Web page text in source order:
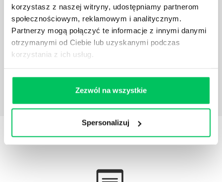
korzystasz z naszej witryny, udostępniamy partnerom
społecznościowym, reklamowym i analitycznym.
Partnerzy mogą połączyć te informacje z innymi danymi
otrzymanymi od Ciebie lub uzyskanymi podczas
korzystania z ich usług.
Zezwól na wszystkie
Spersonalizuj
ROZMOWA MOTYWACYJNA Z PRACOWNIKIEM
Rozmowa motywacyjna ma na celu dotarcie do serca
i emocji rozmówcy, dzięki czemu pobudzamy w nim
głęboką potrzebę działania i stan emocjonalny
pozwalający na zdecydowane i śmiałe akcje.
STREFY WIEDZY